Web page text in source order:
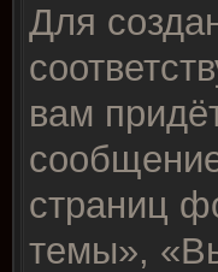
Для
вам
страниц
темы»,